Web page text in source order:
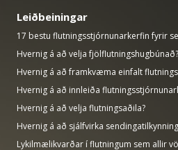
Leiðbeiningar
17 bestu flutningsstjórnunarkerfin fyrir
Hvernig á að velja fjölflutningshugbúnað?
Hvernig á að framkvæma einfalt
Hvernig á að innleiða
Hvernig á að velja flutningsaðila?
Hvernig á að sjálfvirka
Lykilmælikvarðar í flutningum sem allir